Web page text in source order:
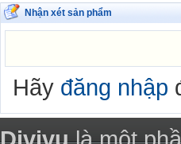
Nhận xét sản phẩm
Hãy đăng nhập